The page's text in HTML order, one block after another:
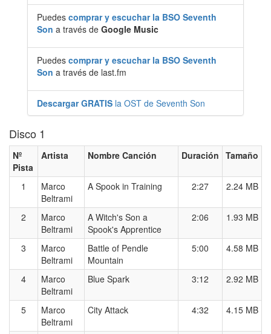
Puedes comprar y escuchar la BSO Seventh
Son a través de Google Music
Puedes comprar y escuchar la BSO Seventh
Son a través de last.fm
Descargar GRATIS la OST de Seventh Son
Disco 1
Nº
Pista
Artista Nombre Canción Duración Tamaño
1
Marco
Beltrami
A Spook in Training 2:27 2.24 MB
2
Marco
Beltrami
A Witch's Son a
Spook's Apprentice
2:06 1.93 MB
3
Marco
Beltrami
Battle of Pendle
Mountain
5:00 4.58 MB
4
Marco
Beltrami
Blue Spark 3:12 2.92 MB
5
Marco
Beltrami
City Attack 4:32 4.15 MB